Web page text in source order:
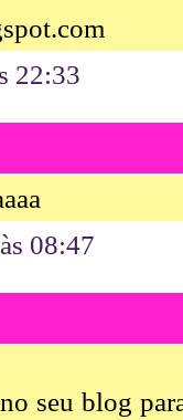
22:33
08:47
seu blog